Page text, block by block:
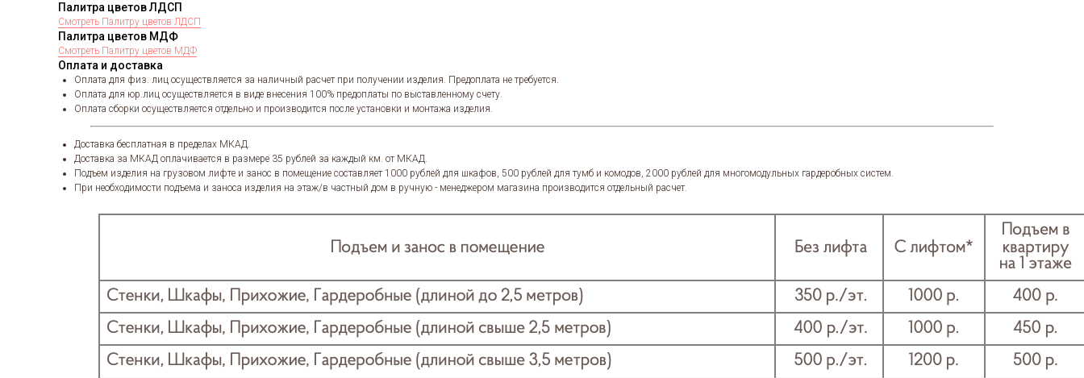
Палитра цветов ЛДСП
Смотреть Палитру цветов ЛДСП
Палитра цветов МДФ
Смотреть Палитру цветов МДФ
Оплата и доставка
Оплата для физ. лиц осуществляется за наличный расчет при получении изделия. Предоплата не требуется.
Оплата для юр.лиц осуществляется в виде внесения 100% предоплаты по выставленному счету.
Оплата сборки осуществляется отдельно и производится после установки и монтажа изделия.
Доставка бесплатная в пределах МКАД.
Доставка за МКАД оплачивается в размере 35 рублей за каждый км. от МКАД.
Подъем изделия на грузовом лифте и занос в помещение составляет 1000 рублей для шкафов, 500 рублей для тумб и комодов, 2000 рублей для многомодульных гардеробных систем.
При необходимости подъема и заноса изделия на этаж/в частный дом в ручную - менеджером магазина производится отдельный расчет.